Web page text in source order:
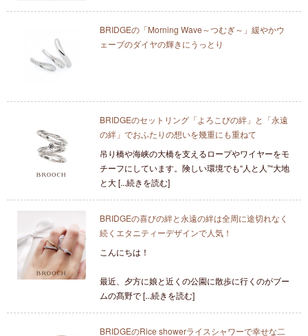
BRIDGEの「Morning Wave～つむぎ～」緩やかウ
ェーブのダイヤの輝きにうっとり
BRIDGEのセットリング「よろこびの絆」と「永遠
の絆」でおふたりの想いを幾重にも重ねて
吊り橋や海峡の大橋を支えるロープやワイヤーをモ
チーフにしています。険しい環境でも“人と人”“大地
と大 [...続きを読む]
BRIDGEの喜びの絆と永遠の絆は全周に途切れなく
続くエタニティーデザインで人気！
こんにちは！
最近、夕方に娘と近くの公園に散歩に行くのがブー
ムの髙野で [...続きを読む]
BRIDGEのRice showerライスシャワーで幸せな二